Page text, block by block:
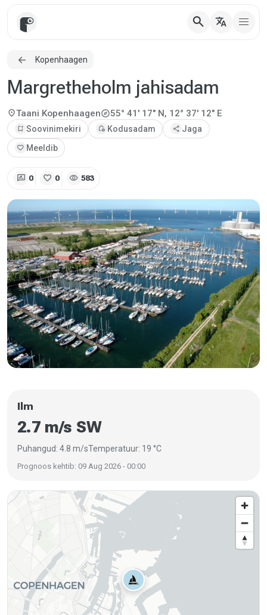
search translate
Kopenhaagen
Margretheholm jahisadam
location_onTaani Kopenhaagenexplore55° 41' 17" N, 12° 37' 12" E
bookmark_add Soovinimekiri add_home Kodusadam share Jaga
favorite Meeldib
rate_review 0 favorite 0 visibility 583
Ilm
2.7 m/s SW
Puhangud: 4.8 m/sTemperatuur: 19 °C
Prognoos kehtib: 09 Aug 2026 - 00:00